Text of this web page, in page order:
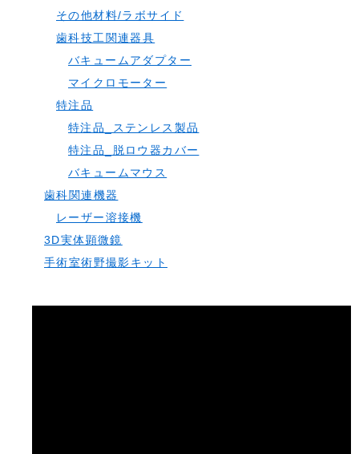
その他材料/ラボサイド
歯科技工関連器具
バキュームアダプター
マイクロモーター
特注品
特注品_ステンレス製品
特注品_脱ロウ器カバー
バキュームマウス
歯科関連機器
レーザー溶接機
3D実体顕微鏡
手術室術野撮影キット